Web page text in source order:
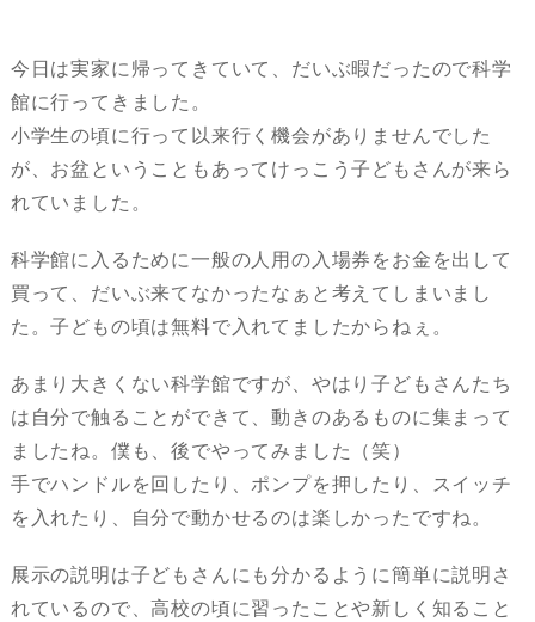
今日は実家に帰ってきていて、だいぶ暇だったので科学
館に行ってきました。
小学生の頃に行って以来行く機会がありませんでした
が、お盆ということもあってけっこう子どもさんが来ら
れていました。
科学館に入るために一般の人用の入場券をお金を出して
買って、だいぶ来てなかったなぁと考えてしまいまし
た。子どもの頃は無料で入れてましたからねぇ。
あまり大きくない科学館ですが、やはり子どもさんたち
は自分で触ることができて、動きのあるものに集まって
ましたね。僕も、後でやってみました（笑）
手でハンドルを回したり、ポンプを押したり、スイッチ
を入れたり、自分で動かせるのは楽しかったですね。
展示の説明は子どもさんにも分かるように簡単に説明さ
れているので、高校の頃に習ったことや新しく知ること